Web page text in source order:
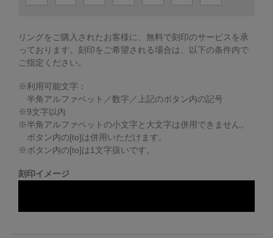
リングをご購入されたお客様に、無料で刻印のサービスを承
っております。 刻印をご希望される場合は、以下の条件内で
ご指定ください。
※利用可能文字：
半角アルファベット／数字／上記のボタン内の記号
※9文字以内
※半角アルファベットの小文字と大文字は併用できません。
ボタン内の[to]は併用いただけます。
※ボタン内の[to]は1文字扱いです。
刻印イメージ